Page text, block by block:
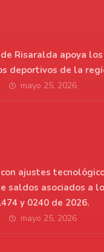
Risaralda apoya
deportivos de la
mayo 25, 2026
ajustes
saldos asociados a
y 0240 de 2026.
mayo 25, 2026